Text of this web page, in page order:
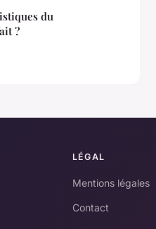
du
?
LÉGAL
Mentions légales
Contact